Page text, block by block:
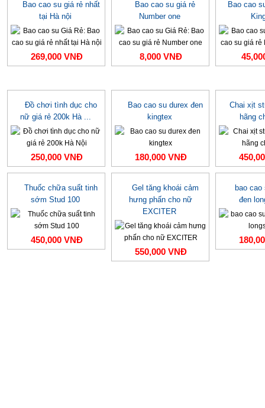
Bao cao su giá rẻ nhất
tại Hà nội
269,000 VNĐ
Bao cao su giá rẻ
Number one
8,000 VNĐ
Bao cao
Đồ chơi tình dục cho
nữ giá rẻ 200k Hà ...
250,000 VNĐ
Bao cao su durex đen
kingtex
180,000 VNĐ
Chai xịt
hãng
Thuốc chữa suất tinh
sớm Stud 100
450,000 VNĐ
Gel tăng khoái cảm
hưng phấn cho nữ
EXCITER
550,000 VNĐ
bao
đen